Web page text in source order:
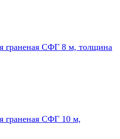
граненая СФГ 8 м, толщина
граненая СФГ 10 м,